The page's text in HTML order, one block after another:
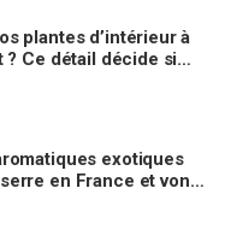
plantes d’intérieur à
? Ce détail décide si
exotiques
en France et vont